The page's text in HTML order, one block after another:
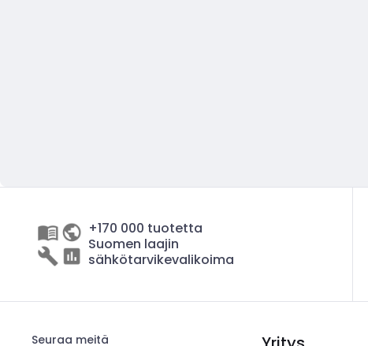
+170 000 tuotetta
Suomen laajin
sähkötarvikevalikoima
Seuraa meitä